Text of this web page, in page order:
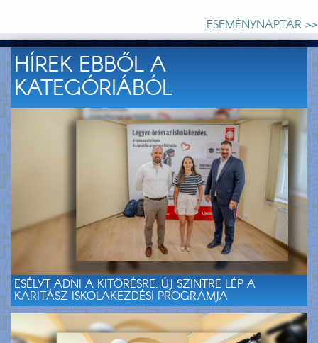
ESEMÉNYNAPTÁR >>
HÍREK EBBŐL A
KATEGÓRIÁBÓL
ESÉLYT ADNI A KITÖRÉSRE: ÚJ SZINTRE LÉP A
KARITÁSZ ISKOLAKEZDÉSI PROGRAMJA